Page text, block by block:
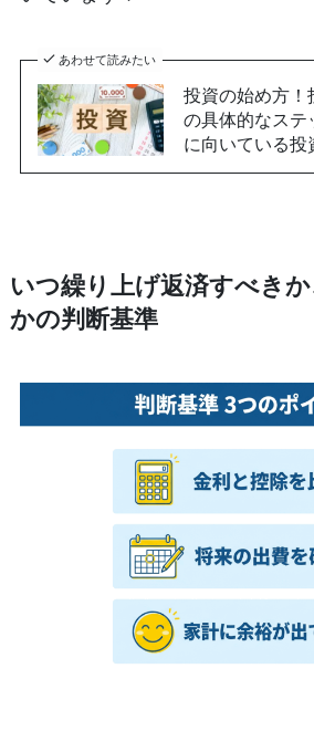
あわせて読みたい
投資の始め方！
の具体的なス
に向いている投
いつ繰り上げ返済すべき
かの判断基準